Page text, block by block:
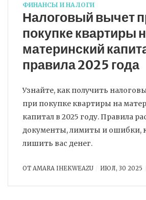
ФИНАНСЫ И НАЛОГИ
Налоговый вычет
покупке квартиры
материнский
правила 2025 года
Узнайте, как получить
при покупке квартиры на
капитал в 2025 году. Правила
документы, лимиты и ошибки,
лишить вас денег.
ОТ AMARA IHEKWEAZU ИЮЛ, 30 2025